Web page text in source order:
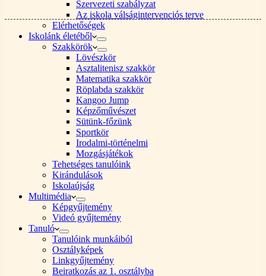
Szervezeti szabályzat
Az iskola válságintervenciós terve
Elérhetőségek
Iskolánk életéből
Szakkörök
Lövészkör
Asztalitenisz szakkör
Matematika szakkör
Röplabda szakkör
Kangoo Jump
Képzőművészet
Sütünk-főzünk
Sportkör
Irodalmi-történelmi
Mozgásjátékok
Tehetséges tanulóink
Kirándulások
Iskolaújság
Multimédia
Képgyűjtemény
Videó gyűjtemény
Tanuló
Tanulóink munkáiból
Osztályképek
Linkgyűjtemény
Beiratkozás az 1. osztályba